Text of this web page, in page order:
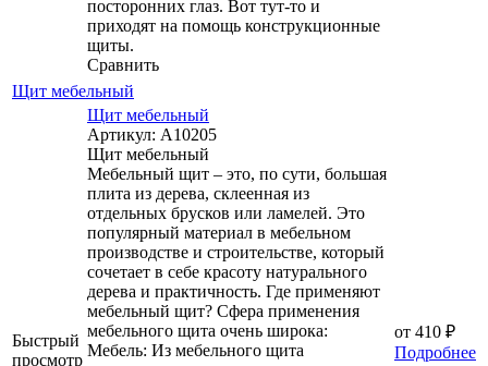
посторонних глаз. Вот тут-то и
приходят на помощь конструкционные
щиты.
Сравнить
Щит мебельный
Быстрый
просмотр
Щит мебельный
Артикул: А10205
Щит мебельный
Мебельный щит – это, по сути, большая
плита из дерева, склеенная из
отдельных брусков или ламелей. Это
популярный материал в мебельном
производстве и строительстве, который
сочетает в себе красоту натурального
дерева и практичность. Где применяют
мебельный щит? Сфера применения
мебельного щита очень широка:
Мебель: Из мебельного щита
от 410 ₽
Подробнее